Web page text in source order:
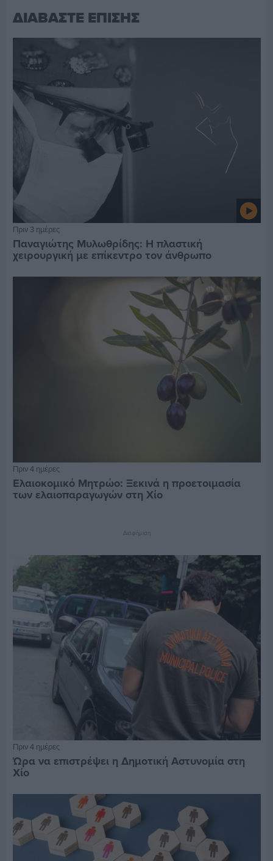
ΔΙΑΒΑΣΤΕ ΕΠΙΣΗΣ
Πριν 3 ημέρες
Παναγιώτης Μυλωθρίδης: Η πλαστική
χειρουργική με επίκεντρο τον άνθρωπο
Πριν 4 ημέρες
Ελαιοκομικό Μητρώο: Ξεκινά η προετοιμασία
των ελαιοπαραγωγών στη Χίο
Διαφήμιση
Πριν 4 ημέρες
Ώρα να επιστρέψει η Δημοτική Αστυνομία στη
Χίο